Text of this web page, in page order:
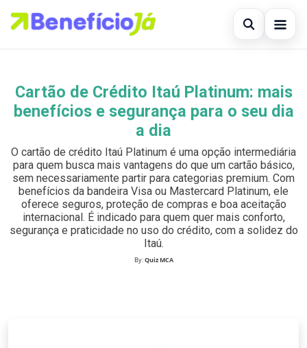
Abrir busca
Cartões de Crédito
Atualidades Econômicas
Legal
Buscar no site
×
Pressione Enter para buscar ou ESC para fechar.
Cartão de Crédito Itaú Platinum: mais
benefícios e segurança para o seu dia
a dia
O cartão de crédito Itaú Platinum é uma opção intermediária
para quem busca mais vantagens do que um cartão básico,
sem necessariamente partir para categorias premium. Com
benefícios da bandeira Visa ou Mastercard Platinum, ele
oferece seguros, proteção de compras e boa aceitação
internacional. É indicado para quem quer mais conforto,
segurança e praticidade no uso do crédito, com a solidez do
Itaú.
By:Quiz MCA